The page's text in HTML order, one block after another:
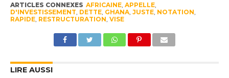
ARTICLES CONNEXES AFRICAINE, APPELLE,
D'INVESTISSEMENT DETTE, GHANA, JUSTE, NOTATION
RAPIDE, RESTRUCTURATION VISE
LIRE AUSSI